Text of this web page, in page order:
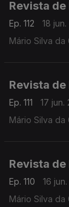
Revista
Ep. 112
18
Mário Silva da
Revista
Ep. 111
17 jun.
Mário Silva da
Revista
Ep. 110
16
Mário Silva da